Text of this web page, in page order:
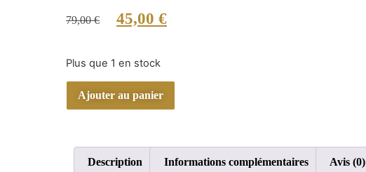
79,00€ 45,00 €
Plus que 1 en stock
Ajouter au panier
Description Informations complémentaires Avis (0)